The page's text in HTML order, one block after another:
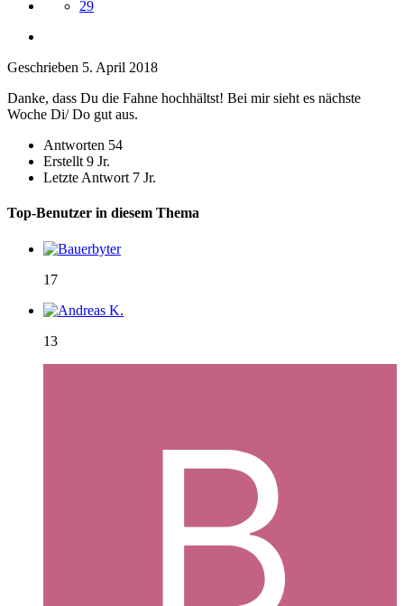
29
Geschrieben 5. April 2018
Danke, dass Du die Fahne hochhältst! Bei mir sieht es nächste
Woche Di/ Do gut aus.
Antworten 54
Erstellt 9 Jr.
Letzte Antwort 7 Jr.
Top-Benutzer in diesem Thema
17
13